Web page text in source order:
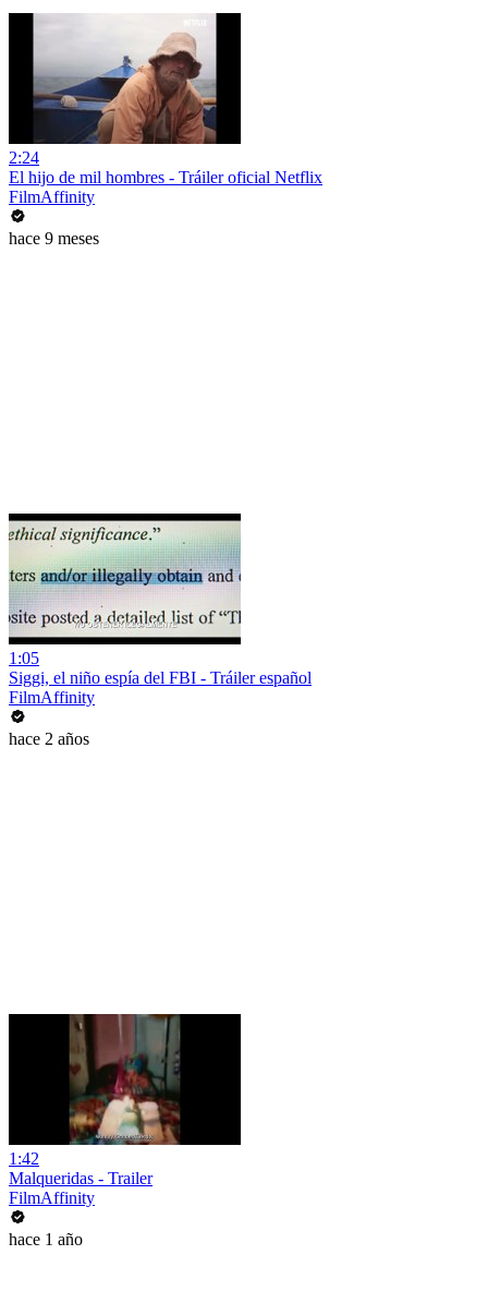
2:24
El hijo de mil hombres - Tráiler oficial Netflix
FilmAffinity
hace 9 meses
1:05
Siggi, el niño espía del FBI - Tráiler español
FilmAffinity
hace 2 años
1:42
Malqueridas - Trailer
FilmAffinity
hace 1 año